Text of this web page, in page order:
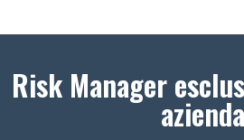
Risk Manager
azienda